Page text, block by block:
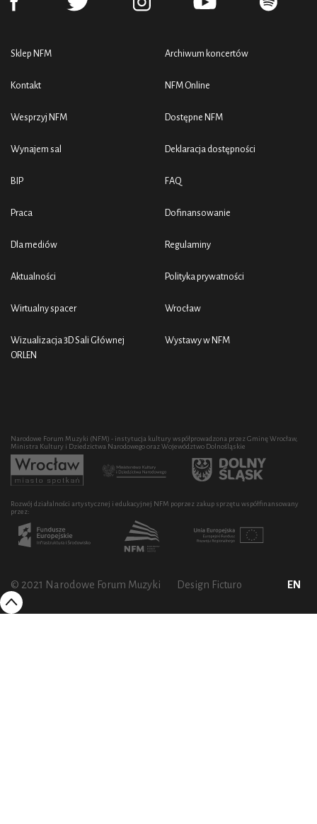
Sklep NFM
Kontakt
Wesprzyj NFM
Wynajem sal
BIP
Praca
Dla mediów
Aktualności
Wirtualny spacer
Wizualizacja 3D Sali Głównej
ORLEN
Archiwum koncertów
NFM Online
Dostępne NFM
Deklaracja dostępności
FAQ
Dofinansowanie
Regulaminy
Polityka prywatności
Wrocław
Wystawy w NFM
Narodowe Forum Muzyki (NFM) - instytucja kultury współprowadzona przez Gminę Wrocław,
Ministra Kultury i Dziedzictwa Narodowego oraz Województwo Dolnośląskie
Rozwój działalności artystycznej i edukacyjnej NFM poprzez zakup sprzętu współfinansowany
przez:
© 2021 Narodowe Forum Muzyki Design Ficturo EN